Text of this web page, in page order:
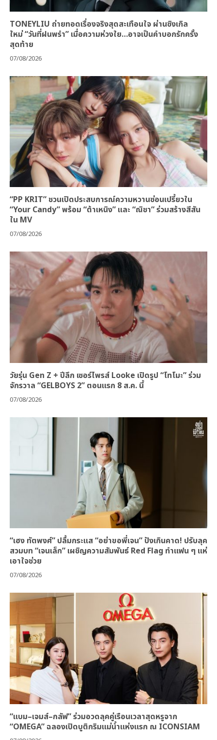
TONEYLIU ถ่ายทอดเรื่องจริงสุดสะเทือนใจ ผ่านซิงเกิล
ใหม่ “วันที่ฝนพรำ” เมื่อความห่วงใย…อาจเป็นคำบอกรักครั้ง
สุดท้าย
07/08/2026
“PP KRIT” ชวนเปิดประสบการณ์ความหวานซ่อนเปรี้ยวใน
“Your Candy” พร้อม “ต้าเหนิง” และ “ณิชา” ร่วมสร้างสีสัน
ใน MV
07/08/2026
วัยรุ่น Gen Z + ปีลึก เซอร์ไพรส์ Looke เปิดรูป “โทโมะ” ร่วม
จักรวาล “GELBOYS 2” ตอนแรก 8 ส.ค. นี้
07/08/2026
“เฮง ทัตพงศ์” ปลื้มกระแส “อย่าขอพี่เจน” ปังเกินคาด! ปรับลุค
สวมบท “เจนเล็ก” เผชิญความสัมพันธ์ Red Flag ทำแฟน ๆ แห่
เอาใจช่วย
07/08/2026
“แบม–เจมส์–กลัฟ” ร่วมอวดลุคคู่เรือนเวลาสุดหรูจาก
“OMEGA” ฉลองเปิดบูติกริมแม่น้ำแห่งแรก ณ ICONSIAM